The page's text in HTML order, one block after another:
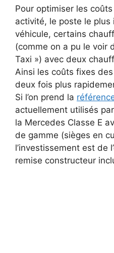
Pour optimiser les
activité, le poste le
véhicule, certains
(comme on a pu le voir
Taxi ») avec deux
Ainsi les coûts fixes
deux fois plus
Si l’on prend la
actuellement utilisés
la Mercedes Classe E
de gamme (sièges en
l’investissement est de
remise constructeur